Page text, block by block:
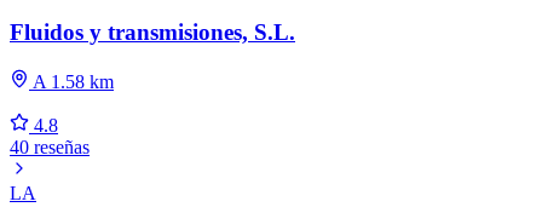
Fluidos y transmisiones, S.L.
A 1.58 km
4.8
40 reseñas
LA